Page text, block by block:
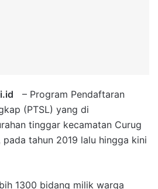
– Program Pendaftaran
(PTSL) yang di
tinggar kecamatan Curug
pada tahun 2019 lalu hingga kini
1300 bidang milik warga